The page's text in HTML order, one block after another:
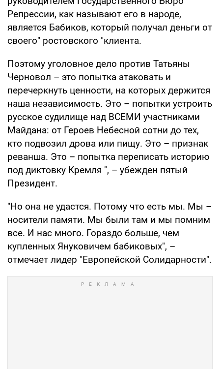
Репрессии, как называют его в народе,
является Бабиков, который получал деньги от
своего" ростовского "клиента.
Поэтому уголовное дело против Татьяны
Черновол – это попытка атаковать и
перечеркнуть ценности, на которых держится
наша независимость. Это – попытки устроить
русское судилище над ВСЕМИ участниками
Майдана: от Героев Небесной сотни до тех,
кто подвозил дрова или пищу. Это – признак
реванша. Это – попытка переписать историю
под диктовку Кремля ", – убежден пятый
Президент.
"Но она не удастся. Потому что есть мы. Мы –
носители памяти. Мы были там и мы помним
все. И нас много. Гораздо больше, чем
купленных Януковичем бабиковых", –
отмечает лидер "Европейской Солидарности".